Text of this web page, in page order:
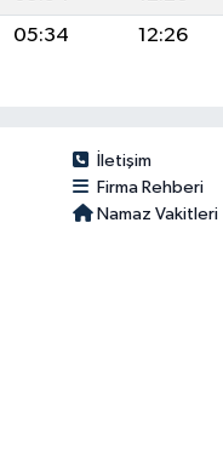
05:34 12:26
İletişim
Firma Rehberi
Namaz Vakitleri